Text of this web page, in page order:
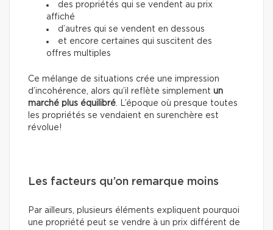
des propriétés qui se vendent au prix
affiché
d’autres qui se vendent en dessous
et encore certaines qui suscitent des
offres multiples
Ce mélange de situations crée une impression
d’incohérence, alors qu’il reflète simplement un
marché plus équilibré. L’époque où presque toutes
les propriétés se vendaient en surenchère est
révolue!
Les facteurs qu’on remarque moins
Par ailleurs, plusieurs éléments expliquent pourquoi
une propriété peut se vendre à un prix différent de